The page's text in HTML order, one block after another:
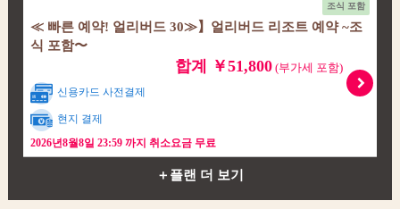
조식 포함
≪ 빠른 예약! 얼리버드 30≫】얼리버드 리조트 예약 ~조
식 포함〜
합계 ￥51,800(부가세 포함)
신용카드 사전결제
현지 결제
2026년8월8일 23:59 까지 취소요금 무료
＋플랜 더 보기